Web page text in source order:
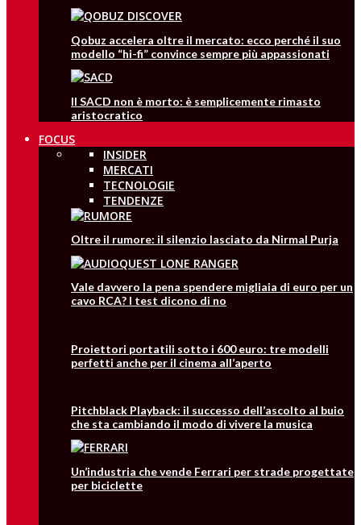
Qobuz accelera oltre il mercato: ecco perché il suo
modello “hi-fi” convince sempre più appassionati
Il SACD non è morto: è semplicemente rimasto
aristocratico
FOCUS
INSIDER
MERCATI
TECNOLOGIE
TENDENZE
Oltre il rumore: il silenzio lasciato da Nirmal Purja
Vale davvero la pena spendere migliaia di euro per un
cavo RCA? I test dicono di no
Proiettori portatili sotto i 600 euro: tre modelli
perfetti anche per il cinema all’aperto
Pitchblack Playback: il successo dell’ascolto al buio
che sta cambiando il modo di vivere la musica
Un’industria che vende Ferrari per strade progettate
per biciclette